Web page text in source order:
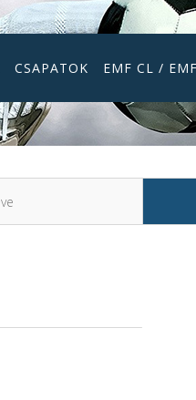
CSAPATOK EMF CL /